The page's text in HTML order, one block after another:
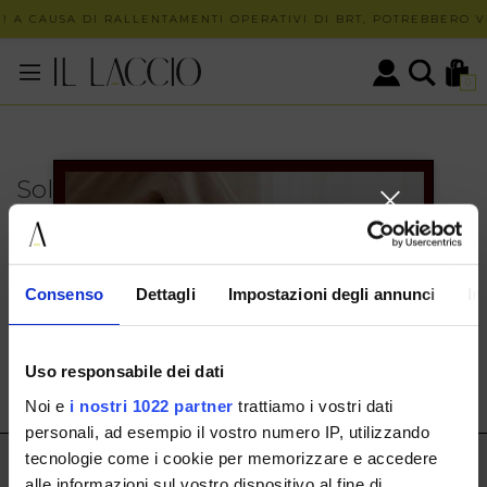
Consenso Dettagli Impostazioni degli annunci
Uso responsabile dei dati
Noi e i nostri 1022 partner trattiamo i vostri dati
personali, ad esempio il vostro numero IP, utilizzando
tecnologie come i cookie per memorizzare e accedere
A CAUSA DI RALLENTAMENTI OPERATIVI DI BRT, POTREBBERO
0
Solo in negozio
PUOI TROVARE QUESTO ARTICOLO SOLO PRESSO I
NOSTRI PUNTI VENDITA:
customerservice@illaccio.it
IL LACCIO